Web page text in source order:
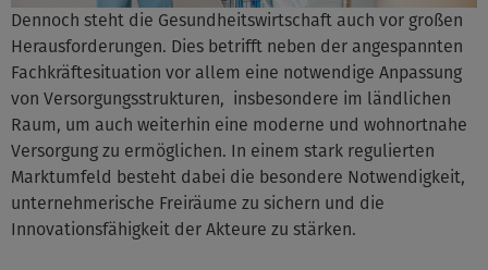
Dennoch steht die Gesundheitswirtschaft auch vor großen
Herausforderungen. Dies betrifft neben der angespannten
Fachkräftesituation vor allem eine notwendige Anpassung
von Versorgungsstrukturen, insbesondere im ländlichen
Raum, um auch weiterhin eine moderne und wohnortnahe
Versorgung zu ermöglichen. In einem stark regulierten
Marktumfeld besteht dabei die besondere Notwendigkeit,
unternehmerische Freiräume zu sichern und die
Innovationsfähigkeit der Akteure zu stärken.